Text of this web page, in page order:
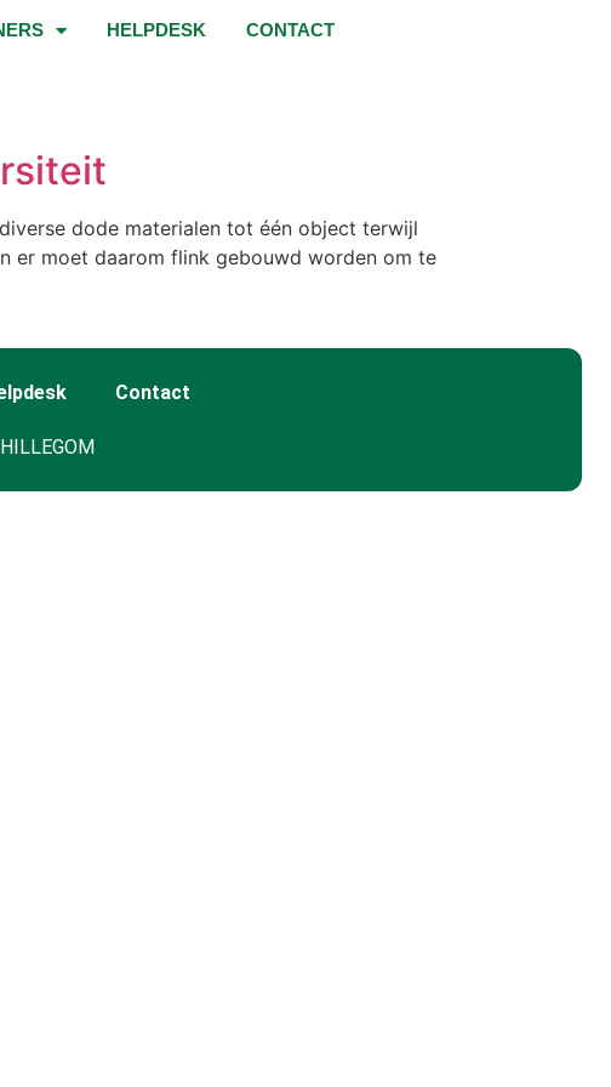
HELPDESK CONTACT
dode materialen tot één object terwijl
er moet daarom flink gebouwd worden om te
Contact